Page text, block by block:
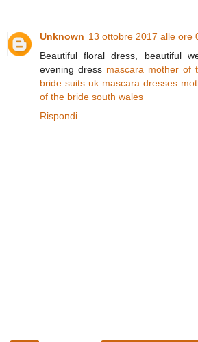
Unknown 13 ottobre 2017 alle ore
Beautiful floral dress, beautiful
evening dress mascara mother of
bride suits uk mascara dresses
of the bride south wales
Rispondi